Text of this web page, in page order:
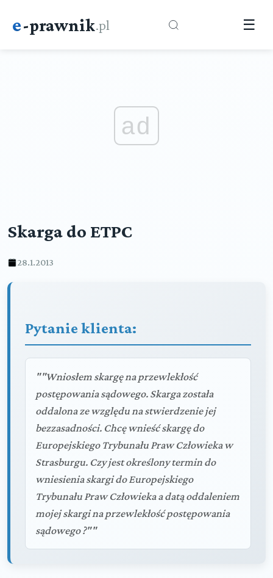
e-prawnik.pl ☰
ad
Skarga do ETPC
28.1.2013
Pytanie klienta:
""Wniosłem skargę na przewlekłość
postępowania sądowego. Skarga została
oddalona ze względu na stwierdzenie jej
bezzasadności. Chcę wnieść skargę do
Europejskiego Trybunału Praw Człowieka w
Strasburgu. Czy jest określony termin do
wniesienia skargi do Europejskiego
Trybunału Praw Człowieka a datą oddaleniem
mojej skargi na przewlekłość postępowania
sądowego ?""